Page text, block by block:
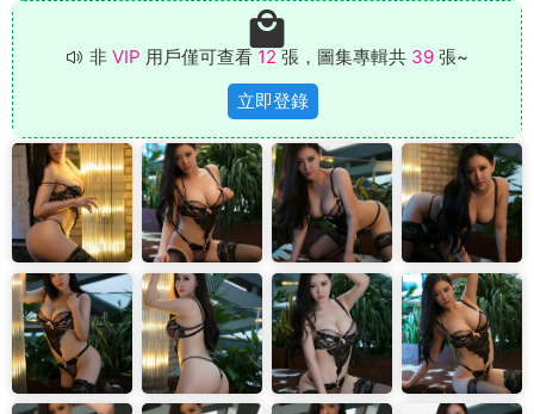
非 VIP 用戶僅可查看 12 張，圖集專輯共 39 張~
立即登錄